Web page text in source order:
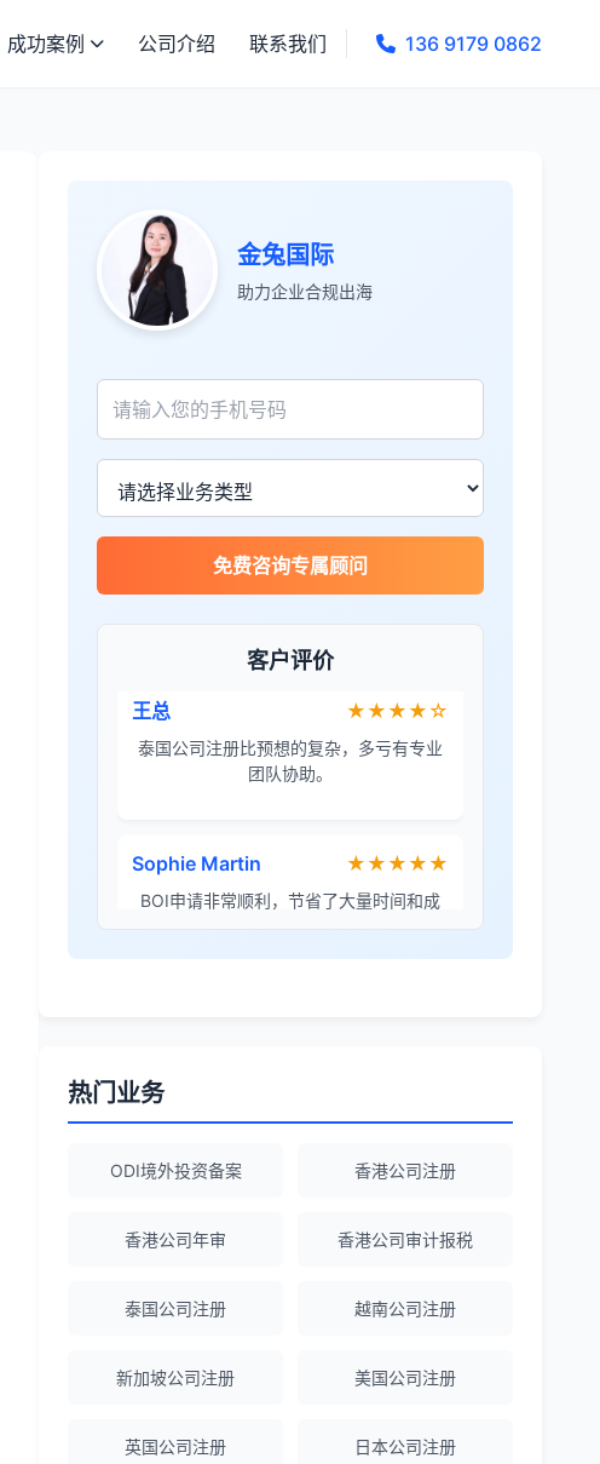
成功案例 公司介绍 联系我们 136 9179 0862
金兔国际
助力企业合规出海
免费咨询专属顾问
客户评价
张先生
服务专业高效，一周就完成了泰国公司注
James Wilson ★★★★★
金兔国际帮我们完成了泰国建厂的所有法
王总 ★★★★☆
泰国公司注册比预想的复杂，多亏有专业
团队协助。
Sophie Martin ★★★★★
BOI申请非常顺利，节省了大量时间和成
Robert Chen ★★★★☆
陈经理 ★★★★★
热门业务
ODI境外投资备案 香港公司注册
香港公司年审 香港公司审计报税
泰国公司注册 越南公司注册
新加坡公司注册 美国公司注册
英国公司注册 日本公司注册